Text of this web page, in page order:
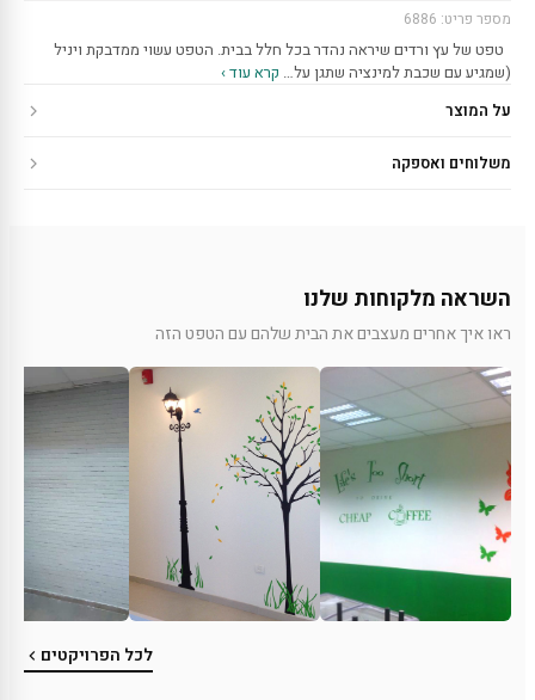
מספר פריט: 6886
טפט של עץ ורדים שיראה נהדר בכל חלל בבית. הטפט עשוי ממדבקת ויניל
(שמגיע עם שכבת למינציה שתגן על… קרא עוד ›
על המוצר
משלוחים ואספקה
השראה מלקוחות שלנו
ראו איך אחרים מעצבים את הבית שלהם עם הטפט הזה
לכל הפרויקטים